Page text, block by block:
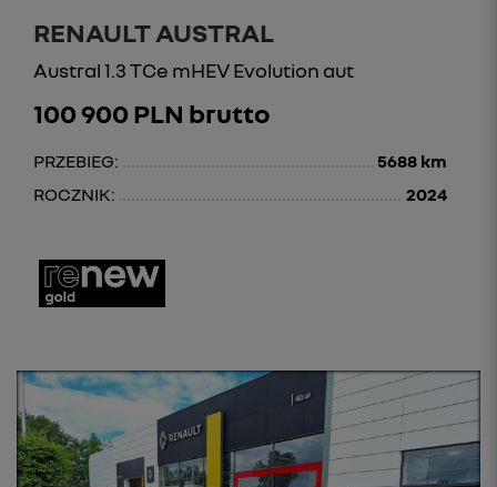
RENAULT AUSTRAL
Austral 1.3 TCe mHEV Evolution aut
100 900 PLN brutto
PRZEBIEG:
5688 km
ROCZNIK:
2024